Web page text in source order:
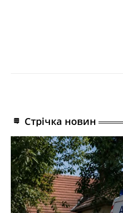
Стрічка новин